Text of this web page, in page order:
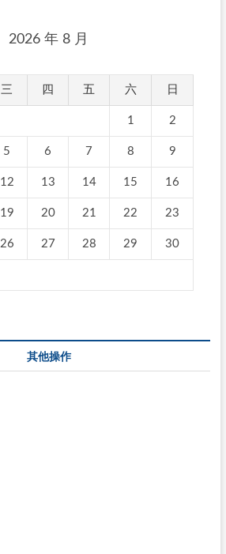
2026 年 8 月
三 四 五 六 日
1 2
5 6 7 8 9
12 13 14 15 16
19 20 21 22 23
26 27 28 29 30
其他操作